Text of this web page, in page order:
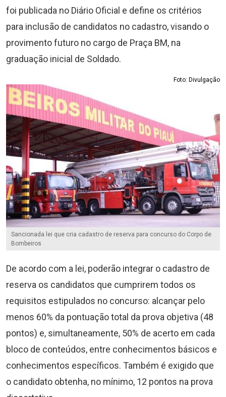
foi publicada no Diário Oficial e define os critérios
para inclusão de candidatos no cadastro, visando o
provimento futuro no cargo de Praça BM, na
graduação inicial de Soldado.
Foto: Divulgação
Sancionada lei que cria cadastro de reserva para concurso do Corpo de
Bombeiros
De acordo com a lei, poderão integrar o cadastro de
reserva os candidatos que cumprirem todos os
requisitos estipulados no concurso: alcançar pelo
menos 60% da pontuação total da prova objetiva (48
pontos) e, simultaneamente, 50% de acerto em cada
bloco de conteúdos, entre conhecimentos básicos e
conhecimentos específicos. Também é exigido que
o candidato obtenha, no mínimo, 12 pontos na prova